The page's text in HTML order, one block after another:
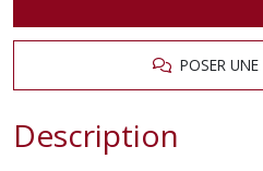
POSER UNE
Description